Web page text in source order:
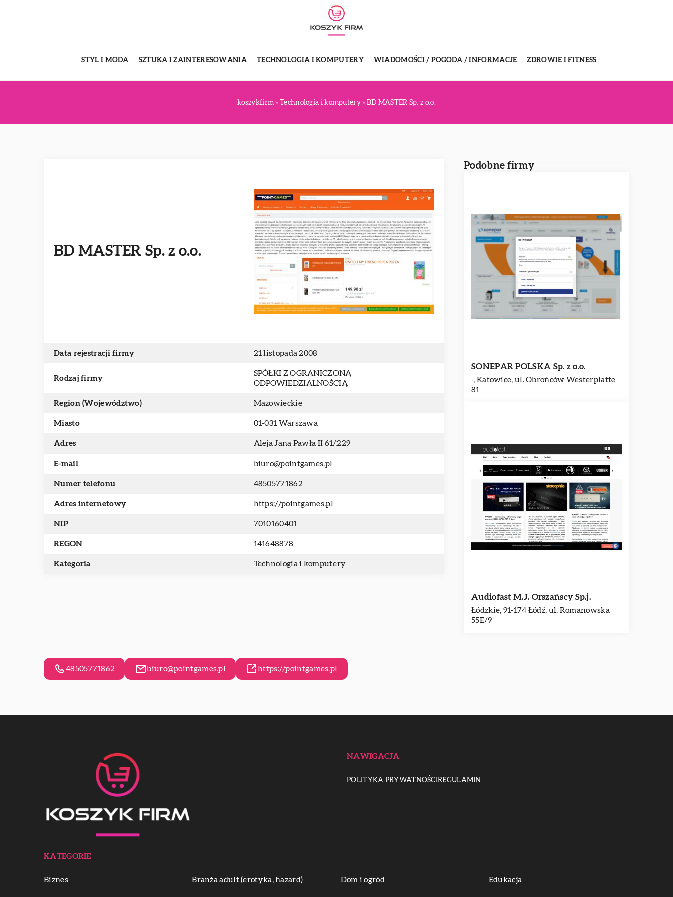
STYL I MODA SZTUKA I ZAINTERESOWANIA TECHNOLOGIA I KOMPUTERY WIADOMOŚCI / POGODA / INFORMACJE ZDROWIE I FITNESS
koszykfirm »Technologia i komputery» BD MASTER Sp. z o.o.
BD MASTER Sp. z o.o.
Data rejestracji firmy 21 listopada 2008
Rodzaj firmy
SPÓŁKI Z OGRANICZONĄ
ODPOWIEDZIALNOŚCIĄ
Region (Województwo) Mazowieckie
Miasto 01-031 Warszawa
Adres Aleja Jana Pawła II 61/229
E-mail biuro@pointgames.pl
Numer telefonu 48505771862
Adres internetowy https://pointgames.pl
NIP 7010160401
REGON 141648878
Kategoria Technologia i komputery
Podobne firmy
SONEPAR POLSKA Sp. z o.o.
-, Katowice, ul. Obrońców Westerplatte
81
Audiofast M.J. Orszańscy Sp.j.
Łódzkie, 91-174 Łódź, ul. Romanowska
55E/9
48505771862 biuro@pointgames.pl https://pointgames.pl
NAWIGACJA
POLITYKA PRYWATNOŚCIREGULAMIN
KATEGORIE
Biznes Branża adult (erotyka, hazard) Dom i ogród Edukacja